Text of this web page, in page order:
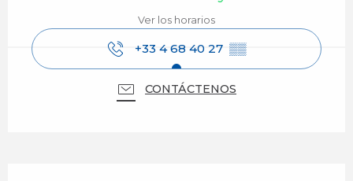
Ver los horarios
+33 4 68 40 27 ▒▒
CONTÁCTENOS